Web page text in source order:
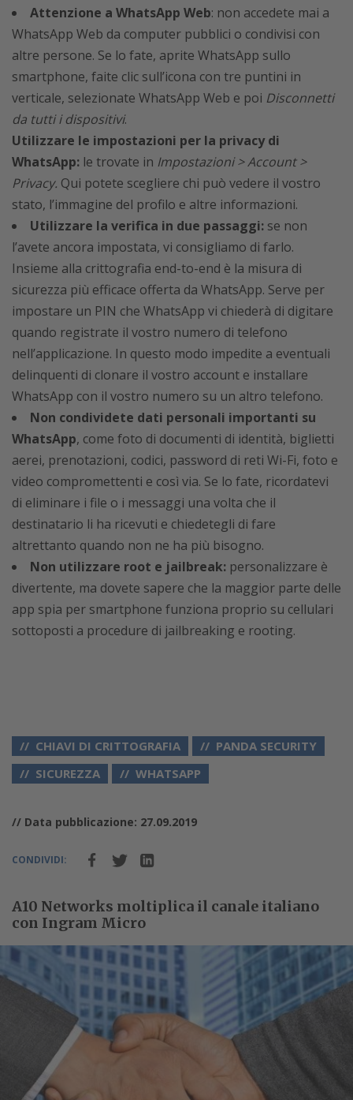
Attenzione a WhatsApp Web: non accedete mai a
WhatsApp Web da computer pubblici o condivisi con
altre persone. Se lo fate, aprite WhatsApp sullo
smartphone, faite clic sull’icona con tre puntini in
verticale, selezionate WhatsApp Web e poi Disconnetti
da tutti i dispositivi.
Utilizzare le impostazioni per la privacy di
WhatsApp: le trovate in Impostazioni > Account >
Privacy. Qui potete scegliere chi può vedere il vostro
stato, l’immagine del profilo e altre informazioni.
Utilizzare la verifica in due passaggi: se non
l’avete ancora impostata, vi consigliamo di farlo.
Insieme alla crittografia end-to-end è la misura di
sicurezza più efficace offerta da WhatsApp. Serve per
impostare un PIN che WhatsApp vi chiederà di digitare
quando registrate il vostro numero di telefono
nell’applicazione. In questo modo impedite a eventuali
delinquenti di clonare il vostro account e installare
WhatsApp con il vostro numero su un altro telefono.
Non condividete dati personali importanti su
WhatsApp, come foto di documenti di identità, biglietti
aerei, prenotazioni, codici, password di reti Wi-Fi, foto e
video compromettenti e così via. Se lo fate, ricordatevi
di eliminare i file o i messaggi una volta che il
destinatario li ha ricevuti e chiedetegli di fare
altrettanto quando non ne ha più bisogno.
Non utilizzare root e jailbreak: personalizzare è
divertente, ma dovete sapere che la maggior parte delle
app spia per smartphone funziona proprio su cellulari
sottoposti a procedure di jailbreaking e rooting.
CHIAVI DI CRITTOGRAFIA
PANDA SECURITY
SICUREZZA
WHATSAPP
// Data pubblicazione: 27.09.2019
CONDIVIDI:
A10 Networks moltiplica il canale italiano
con Ingram Micro